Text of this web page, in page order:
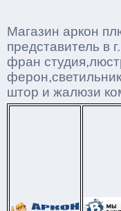
Магазин аркон
представитель в
фран
штор и жалюзи